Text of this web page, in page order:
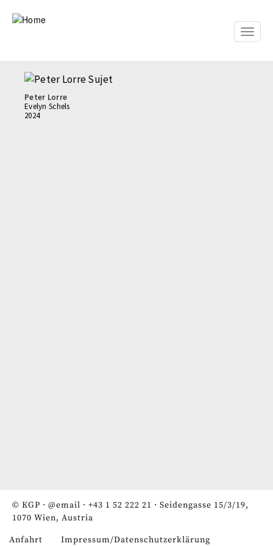
Toggle
Peter Lorre
Evelyn Schels
2024
© KGP · @email · +43 1 52 222 21 · Seidengasse 15/3/19,
1070 Wien, Austria
Anfahrt Impressum/Datenschutzerklärung